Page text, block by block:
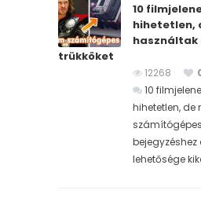
10
hihetetlen,
trükköket
12268
10
hihetetlen,
bejegyzéshez
lehetősége